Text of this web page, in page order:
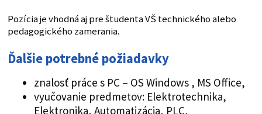
Pozícia je vhodná aj pre študenta VŠ technického alebo
pedagogického zamerania.
Ďalšie potrebné požiadavky
znalosť práce s PC – OS Windows , MS Office,
vyučovanie predmetov: Elektrotechnika,
Elektronika, Automatizácia, PLC,